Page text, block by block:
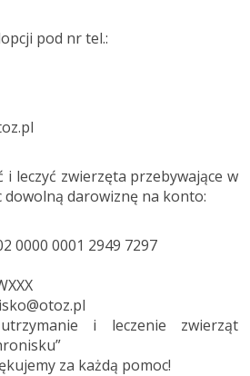
pod nr tel.:
i leczyć zwierzęta przebywające w
dowolną darowiznę na konto:
0000 0001 2949 7297
i leczenie zwierząt
za każdą pomoc!